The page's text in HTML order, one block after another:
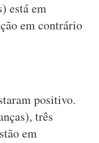
está em
em contrário
positivo.
três
em